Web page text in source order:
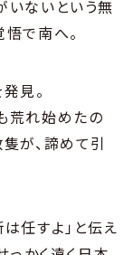
いないという無
で南へ。
見。
荒れ始めたの
が、諦めて引
任すよ」と伝え